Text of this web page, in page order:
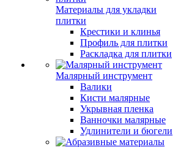
Материалы для укладки
плитки
Крестики и клинья
Профиль для плитки
Раскладка для плитки
Малярный инструмент
Валики
Кисти малярные
Укрывная пленка
Ванночки малярные
Удлинители и бюгели